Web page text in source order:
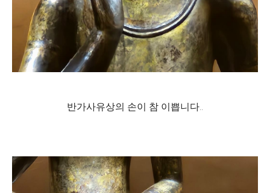
반가사유상의 손이 참 이쁩니다..